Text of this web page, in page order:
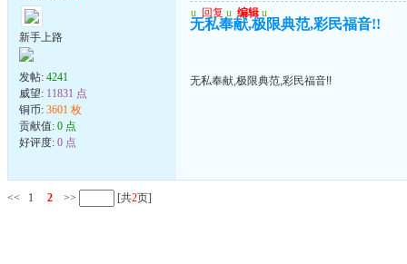
新手上路
发帖: 4241
威望: 11831 点
铜币: 3601 枚
贡献值: 0 点
好评度: 0 点
u 回复 u 编辑 u
无私奉献,极限典范,彩民福音!!
无私奉献,极限典范,彩民福音!!
<< 1 2 >> [共2页]